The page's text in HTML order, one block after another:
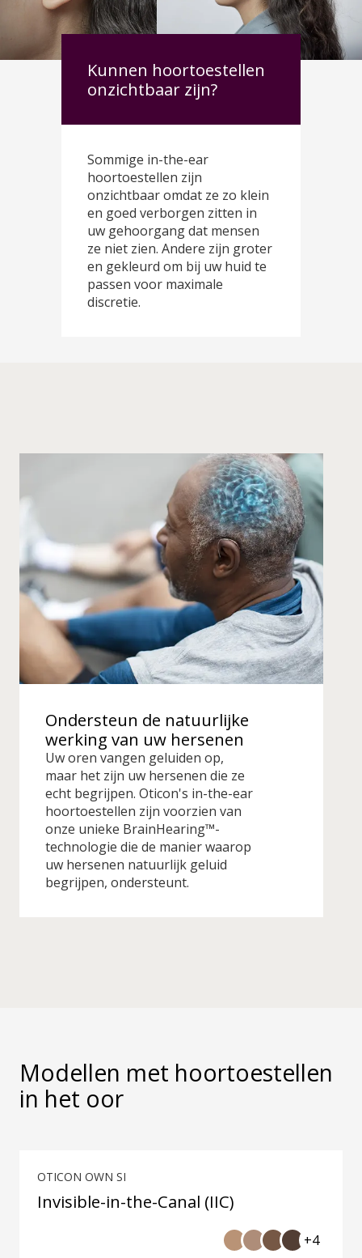
Kunnen hoortoestellen
onzichtbaar zijn?
Sommige in-the-ear
hoortoestellen zijn
onzichtbaar omdat ze zo klein
en goed verborgen zitten in
uw gehoorgang dat mensen
ze niet zien. Andere zijn groter
en gekleurd om bij uw huid te
passen voor maximale
discretie.
Ondersteun de natuurlijke
werking van uw hersenen
Uw oren vangen geluiden op,
maar het zijn uw hersenen die ze
echt begrijpen. Oticon's in-the-ear
hoortoestellen zijn voorzien van
onze unieke BrainHearing™-
technologie die de manier waarop
uw hersenen natuurlijk geluid
begrijpen, ondersteunt.
Modellen met hoortoestellen
in het oor
OTICON OWN SI
Invisible-in-the-Canal (IIC)
+4